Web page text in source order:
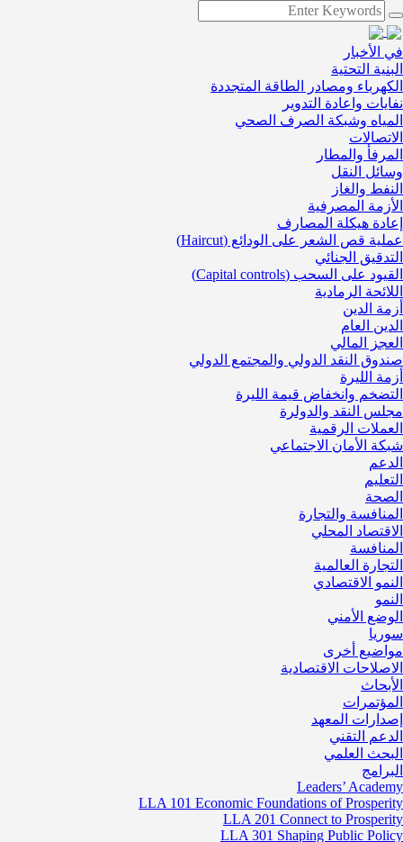
في الأخبار
البنية التحتية
الكهرباء ومصادر الطاقة المتجددة
نفايات واعادة التدوير
المياه وشبكة الصرف الصحي
الاتصالات
المرفأ والمطار
وسائل النقل
النفط والغاز
الأزمة المصرفية
إعادة هيكلة المصارف
عملية قص الشعر على الودائع (Haircut)
التدقيق الجنائي
القيود على السحب (Capital controls)
اللائحة الرمادية
أزمة الدين
الدين العام
العجز المالي
صندوق النقد الدولي والمجتمع الدولي
أزمة الليرة
التضخم وانخفاض قيمة الليرة
مجلس النقد والدولرة
العملات الرقمية
شبكة الأمان الاجتماعي
الدعم
التعليم
الصحة
المنافسة والتجارة
الاقتصاد المحلي
المنافسة
التجارة العالمية
النمو الاقتصادي
النمو
الوضع الأمني
سوريا
مواضيع أخرى
الاصلاحات الاقتصادية
الأبحاث
المؤتمرات
إصدارات المعهد
الدعم التقني
البحث العلمي
البرامج
Leaders’ Academy
LLA 101 Economic Foundations of Prosperity
LLA 201 Connect to Prosperity
LLA 301 Shaping Public Policy